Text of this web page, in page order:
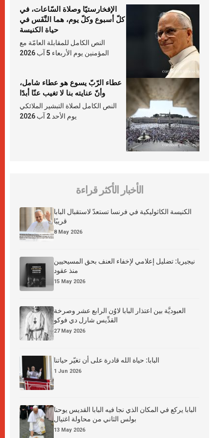
الإفخارستيّا وصلاة السّاعات، في
كلّ أسبوع وكلّ يوم، هما النَّفَس في
حياة الكنيسة
النص الكامل للمقابلة العامّة مع
المؤمنين يوم الأربعاء 5 آب 2026
عطاء الرّبّ يسوع هو عطاء شامل،
وأنّ عنايته بنا لا تغيب عنّا أبدًا
النص الكامل لصلاة التبشير الملائكي
يوم الأحد 2 آب 2026
الأخبار الأكثر قراءة
الكنيسة الكاثوليكية في فرنسا تستعدّ لاستقبال البابا
قريبًا
8 May 2026
نيجيريا: تضليل إعلامي لإخفاء العنف بحق المسيحيين
منذ عقود
15 May 2026
العبوديَّة بين اعتذار البابا لاوُن الرابع عشر وصرخة
القدِّيس شارل دي فوكو
27 May 2026
البابا: حياة الله قادرة على أن تغيّر حياتنا
1 Jun 2026
البابا يركع في المكان الذي نجا فيه البابا القديس يوحنا
بولس الثاني من محاولة اغتيال
13 May 2026